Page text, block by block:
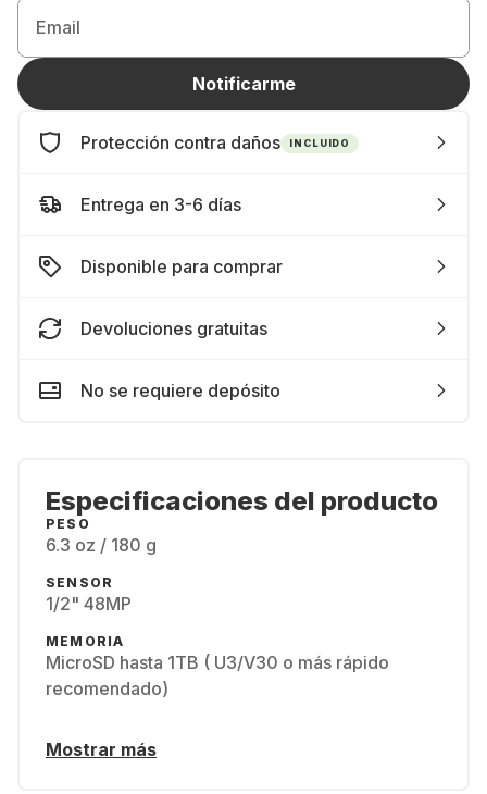
Email
Notificarme
Protección contra daños INCLUIDO
Entrega en 3-6 días
Disponible para comprar
Devoluciones gratuitas
No se requiere depósito
Especificaciones del producto
PESO
6.3 oz / 180 g
SENSOR
1/2" 48MP
MEMORIA
MicroSD hasta 1TB ( U3/V30 o más rápido
recomendado)
Mostrar más